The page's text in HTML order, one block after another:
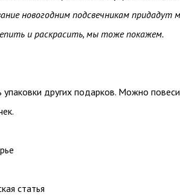
новогодним подсвечникам
и раскрасить, мы тоже покажем.
упаковки других подарков. Можно
статья